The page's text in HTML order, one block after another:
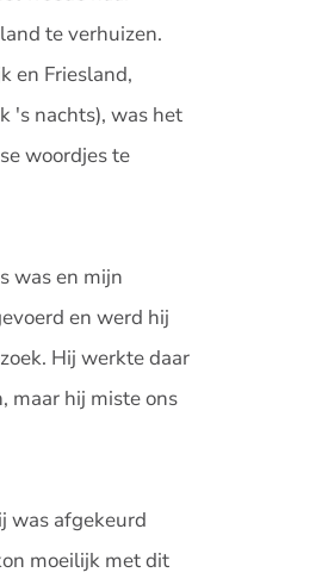
te verhuizen.
en Friesland,
's nachts), was het
woordjes te
was en mijn
en werd hij
Hij werkte daar
maar hij miste ons
was afgekeurd
moeilijk met dit